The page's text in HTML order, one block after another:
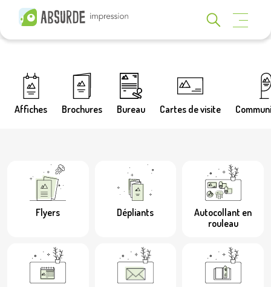
Affiches Brochures Bureau Cartes de visite
Flyers Dépliants
Autocollant en
rouleau